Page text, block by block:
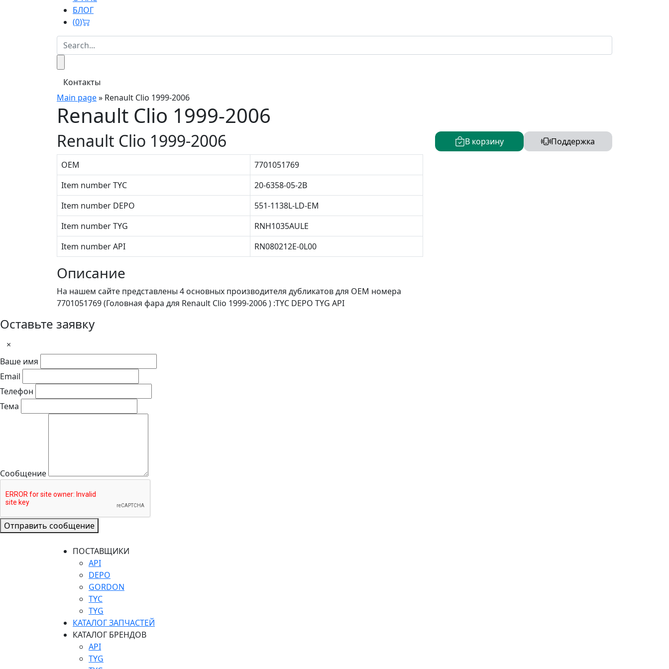
БЛОГ
(0)
Контакты
Main page» Renault Clio 1999-2006
Renault Clio 1999-2006
В корзину Поддержка
Renault Clio 1999-2006
OEM
7701051769
Item number TYC
20-6358-05-2B
Item number DEPO
551-1138L-LD-EM
Item number TYG
RNH1035AULE
Item number API
RN080212E-0L00
Описание
На нашем сайте представлены 4 основных производителя дубликатов для OEM номера
7701051769 (Головная фара для Renault Clio 1999-2006 ) :TYC DEPO TYG API
Оставьте заявку
×
Ваше имя
Email
Телефон
Тема
Сообщение
Отправить сообщение
ПОСТАВЩИКИ
API
DEPO
GORDON
TYC
TYG
КАТАЛОГ ЗАПЧАСТЕЙ
КАТАЛОГ БРЕНДОВ
API
TYG